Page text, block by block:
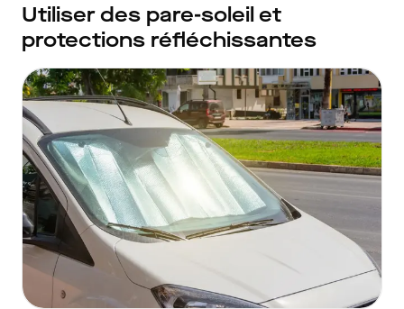
Utiliser des pare-soleil et
protections réfléchissantes